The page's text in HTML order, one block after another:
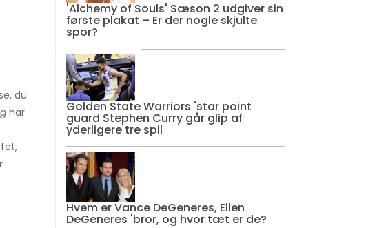
du
har
'Alchemy of Souls' Sæson 2 udgiver sin
første plakat – Er der nogle skjulte
spor?
Golden State Warriors 'star point
guard Stephen Curry går glip af
yderligere tre spil
Hvem er Vance DeGeneres, Ellen
DeGeneres 'bror, og hvor tæt er de?